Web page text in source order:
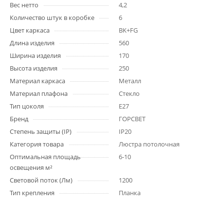
Вес нетто
4,2
Количество штук в коробке
6
Цвет каркаса
BK+FG
Длина изделия
560
Ширина изделия
170
Высота изделия
250
Материал каркаса
Металл
Материал плафона
Стекло
Тип цоколя
E27
Бренд
ГОРСВЕТ
Степень защиты (IP)
IP20
Категория товара
Люстра потолочная
Оптимальная площадь
освещения м²
6-10
Световой поток (Лм)
1200
Тип крепления
Планка